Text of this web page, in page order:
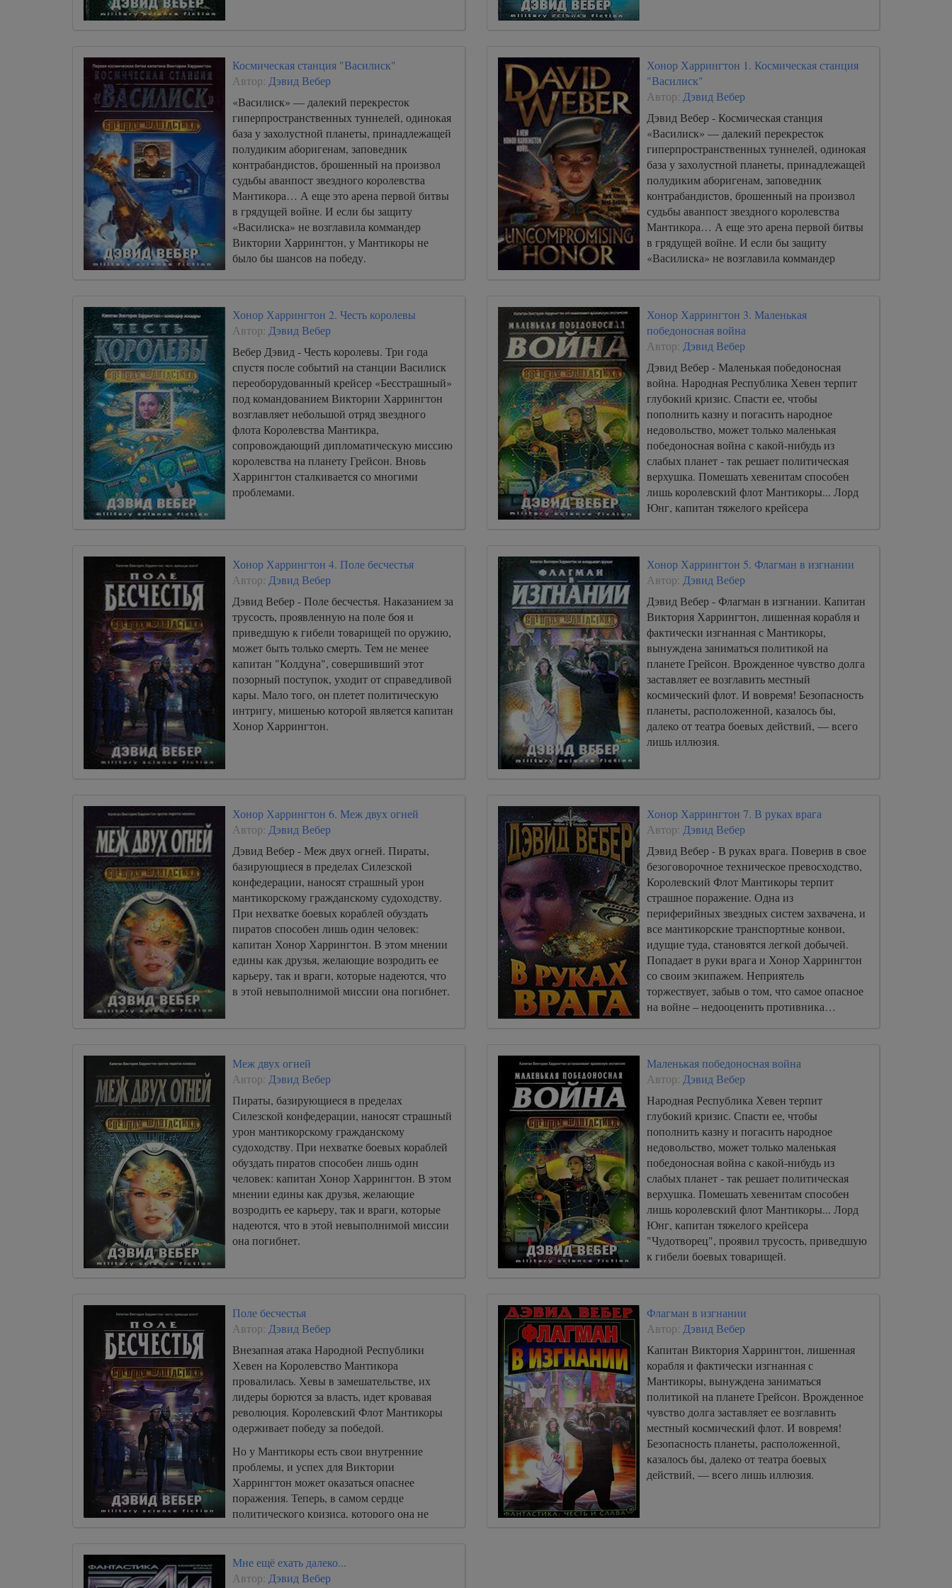
Космическая станция "Василиск"
Автор: Дэвид Вебер
«Василиск» — далекий перекресток
гиперпространственных туннелей, одинокая
база у захолустной планеты, принадлежащей
полудиким аборигенам, заповедник
контрабандистов, брошенный на произвол
судьбы аванпост звездного королевства
Мантикора… А еще это арена первой битвы
в грядущей войне. И если бы защиту
«Василиска» не возглавила коммандер
Виктории Харрингтон, у Мантикоры не
было бы шансов на победу.
Хонор Харрингтон 1. Космическая станция
"Василиск"
Автор: Дэвид Вебер
Дэвид Вебер - Космическая станция
«Василиск» — далекий перекресток
гиперпространственных туннелей, одинокая
база у захолустной планеты, принадлежащей
полудиким аборигенам, заповедник
контрабандистов, брошенный на произвол
судьбы аванпост звездного королевства
Мантикора… А еще это арена первой битвы
в грядущей войне. И если бы защиту
«Василиска» не возглавила коммандер
Хонор Харрингтон 2. Честь королевы
Автор: Дэвид Вебер
Вебер Дэвид - Честь королевы. Три года
спустя после событий на станции Василиск
переоборудованный крейсер «Бесстрашный»
под командованием Виктории Харрингтон
возглавляет небольшой отряд звездного
флота Королевства Мантикра,
сопровождающий дипломатическую миссию
королевства на планету Грейсон. Вновь
Харрингтон сталкивается со многими
проблемами.
Хонор Харрингтон 3. Маленькая
победоносная война
Автор: Дэвид Вебер
Дэвид Вебер - Маленькая победоносная
война. Народная Республика Хевен терпит
глубокий кризис. Спасти ее, чтобы
пополнить казну и погасить народное
недовольство, может только маленькая
победоносная война с какой-нибудь из
слабых планет - так решает политическая
верхушка. Помешать хевенитам способен
лишь королевский флот Мантикоры... Лорд
Юнг, капитан тяжелого крейсера
Хонор Харрингтон 4. Поле бесчестья
Автор: Дэвид Вебер
Дэвид Вебер - Поле бесчестья. Наказанием за
трусость, проявленную на поле боя и
приведшую к гибели товарищей по оружию,
может быть только смерть. Тем не менее
капитан "Колдуна", совершивший этот
позорный поступок, уходит от справедливой
кары. Мало того, он плетет политическую
интригу, мишенью которой является капитан
Хонор Харрингтон.
Хонор Харрингтон 5. Флагман в изгнании
Автор: Дэвид Вебер
Дэвид Вебер - Флагман в изгнании. Капитан
Виктория Харрингтон, лишенная корабля и
фактически изгнанная с Мантикоры,
вынуждена заниматься политикой на
планете Грейсон. Врожденное чувство долга
заставляет ее возглавить местный
космический флот. И вовремя! Безопасность
планеты, расположенной, казалось бы,
далеко от театра боевых действий, — всего
лишь иллюзия.
Хонор Харрингтон 6. Меж двух огней
Автор: Дэвид Вебер
Дэвид Вебер - Меж двух огней. Пираты,
базирующиеся в пределах Силезской
конфедерации, наносят страшный урон
мантикорскому гражданскому судоходству.
При нехватке боевых кораблей обуздать
пиратов способен лишь один человек:
капитан Хонор Харрингтон. В этом мнении
едины как друзья, желающие возродить ее
карьеру, так и враги, которые надеются, что
в этой невыполнимой миссии она погибнет.
Хонор Харрингтон 7. В руках врага
Автор: Дэвид Вебер
Дэвид Вебер - В руках врага. Поверив в свое
безоговорочное техническое превосходство,
Королевский Флот Мантикоры терпит
страшное поражение. Одна из
периферийных звездных систем захвачена, и
все мантикорские транспортные конвои,
идущие туда, становятся легкой добычей.
Попадает в руки врага и Хонор Харрингтон
со своим экипажем. Неприятель
торжествует, забыв о том, что самое опасное
на войне – недооценить противника…
Меж двух огней
Автор: Дэвид Вебер
Пираты, базирующиеся в пределах
Силезской конфедерации, наносят страшный
урон мантикорскому гражданскому
судоходству. При нехватке боевых кораблей
обуздать пиратов способен лишь один
человек: капитан Хонор Харрингтон. В этом
мнении едины как друзья, желающие
возродить ее карьеру, так и враги, которые
надеются, что в этой невыполнимой миссии
она погибнет.
Маленькая победоносная война
Автор: Дэвид Вебер
Народная Республика Хевен терпит
глубокий кризис. Спасти ее, чтобы
пополнить казну и погасить народное
недовольство, может только маленькая
победоносная война с какой-нибудь из
слабых планет - так решает политическая
верхушка. Помешать хевенитам способен
лишь королевский флот Мантикоры... Лорд
Юнг, капитан тяжелого крейсера
"Чудотворец", проявил трусость, приведшую
к гибели боевых товарищей.
Поле бесчестья
Автор: Дэвид Вебер
Внезапная атака Народной Республики
Хевен на Королевство Мантикора
провалилась. Хевы в замешательстве, их
лидеры борются за власть, идет кровавая
революция. Королевский Флот Мантикоры
одерживает победу за победой.
Но у Мантикоры есть свои внутренние
проблемы, и успех для Виктории
Харрингтон может оказаться опаснее
поражения. Теперь, в самом сердце
политического кризиса, которого она не
побежден, она осталась наедине со своими
проблемами.
Флагман в изгнании
Автор: Дэвид Вебер
Капитан Виктория Харрингтон, лишенная
корабля и фактически изгнанная с
Мантикоры, вынуждена заниматься
политикой на планете Грейсон. Врожденное
чувство долга заставляет ее возглавить
местный космический флот. И вовремя!
Безопасность планеты, расположенной,
казалось бы, далеко от театра боевых
действий, — всего лишь иллюзия.
Мне ещё ехать далеко...
Автор: Дэвид Вебер